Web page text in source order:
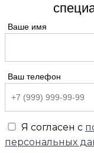
Ваше имя
Ваш телефон
Я согласен с
персональных